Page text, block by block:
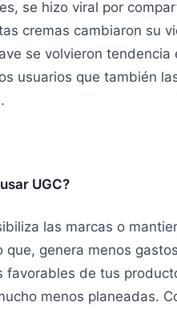
se hizo viral por
cremas cambiaron su
se volvieron
usuarios que también
UGC?
las marcas o
genera menos
favorables de tus
menos planeadas.